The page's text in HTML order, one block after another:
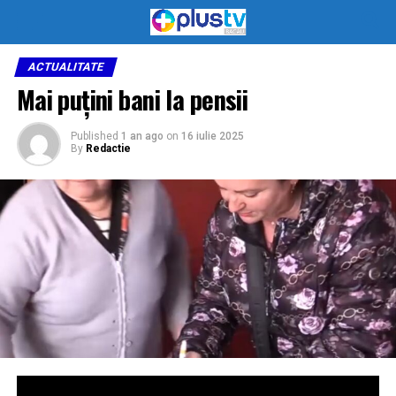
ACTUALITATE
Mai puțini bani la pensii
Published 1 an ago on 16 iulie 2025
By Redactie